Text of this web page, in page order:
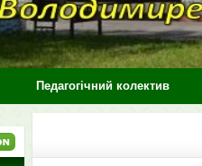
Педагогічний колектив